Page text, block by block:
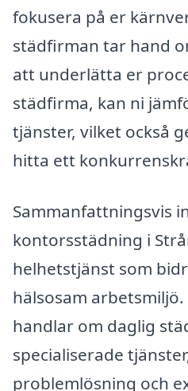
fokusera på er
städfirman tar hand
att underlätta er
städfirma, kan ni
tjänster, vilket också
hitta ett
Sammanfattningsvis
kontorsstädning i
helhetstjänst som
hälsosam
handlar om daglig
specialiserade
problemlösning och